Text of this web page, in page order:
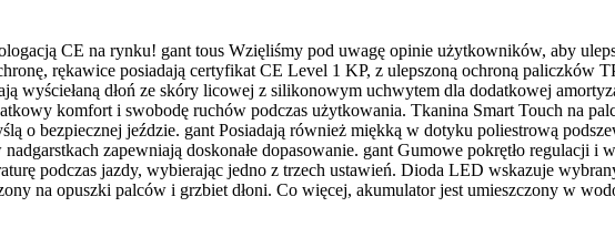
CE na rynku! gant tous Wzięliśmy pod uwagę opinie użytkowników, aby
rękawice posiadają certyfikat CE Level 1 KP, z ulepszoną ochroną paliczków
wyściełaną dłoń ze skóry licowej z silikonowym uchwytem dla dodatkowej
komfort i swobodę ruchów podczas użytkowania. Tkanina Smart Touch na
o bezpiecznej jeździe. gant Posiadają również miękką w dotyku poliestrową
zapewniają doskonałe dopasowanie. gant Gumowe pokrętło regulacji
podczas jazdy, wybierając jedno z trzech ustawień. Dioda LED wskazuje
na opuszki palców i grzbiet dłoni. Co więcej, akumulator jest umieszczony w